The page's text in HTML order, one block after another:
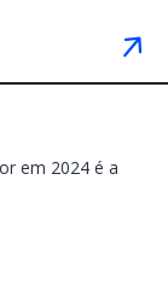
em 2024 é a